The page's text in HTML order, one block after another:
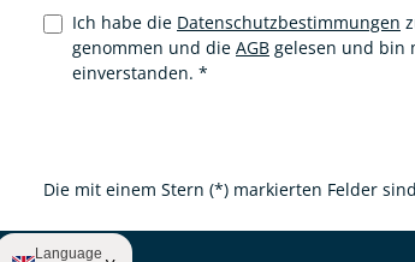
Ich habe die Datenschutzbestimmungen
genommen und die AGB gelesen und bin
einverstanden. *
Die mit einem Stern (*) markierten Felder
Language